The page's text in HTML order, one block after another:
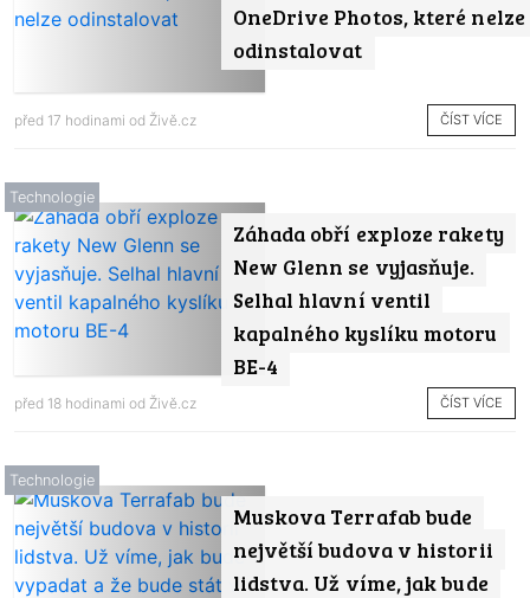
OneDrive Photos, které nelze
odinstalovat
před 17 hodinami od Živě.cz ČÍST VÍCE
Záhada obří exploze rakety
New Glenn se vyjasňuje.
Selhal hlavní ventil
kapalného kyslíku motoru
BE-4
Technologie
před 18 hodinami od Živě.cz ČÍST VÍCE
Muskova Terrafab bude
největší budova v historii
lidstva. Už víme, jak bude
Technologie